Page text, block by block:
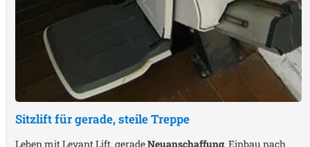
Sitzlift für gerade, steile Treppe
Leben mit Levant Lift, geradeNeuanschaffung, Einbau nach